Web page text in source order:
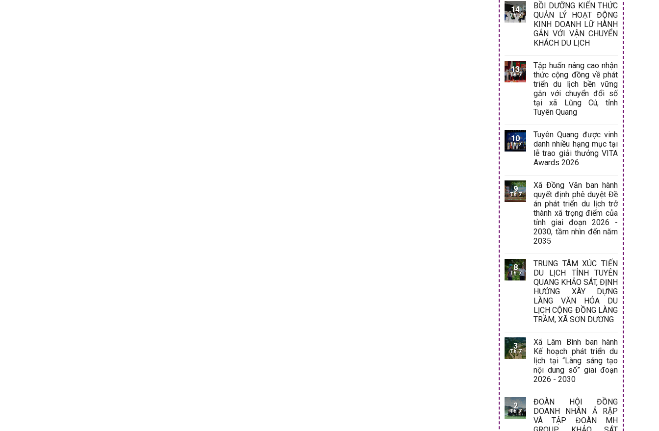
14
Th 7
BỒI DƯỠNG KIẾN THỨC
QUẢN LÝ HOẠT ĐỘNG
KINH DOANH LỮ HÀNH
GẮN VỚI VẬN CHUYỂN
KHÁCH DU LỊCH
13
Th 7
Tập huấn nâng cao nhận
thức cộng đồng về phát
triển du lịch bền vững
gắn với chuyển đổi số
tại xã Lũng Cú, tỉnh
Tuyên Quang
10
Th 7
Tuyên Quang được vinh
danh nhiều hạng mục tại
lễ trao giải thưởng VITA
Awards 2026
9
Th 7
Xã Đồng Văn ban hành
quyết định phê duyệt Đề
án phát triển du lịch trở
thành xã trọng điểm của
tỉnh giai đoạn 2026 -
2030, tầm nhìn đến năm
2035
8
Th 7
TRUNG TÂM XÚC TIẾN
DU LỊCH TỈNH TUYÊN
QUANG KHẢO SÁT, ĐỊNH
HƯỚNG XÂY DỰNG
LÀNG VĂN HÓA DU
LỊCH CỘNG ĐỒNG LÀNG
TRẦM, XÃ SƠN DƯƠNG
3
Th 7
Xã Lâm Bình ban hành
Kế hoạch phát triển du
lịch tại “Làng sáng tạo
nội dung số” giai đoạn
2026 - 2030
2
Th 7
ĐOÀN HỘI ĐỒNG
DOANH NHÂN Ả RẬP
VÀ TẬP ĐOÀN MH